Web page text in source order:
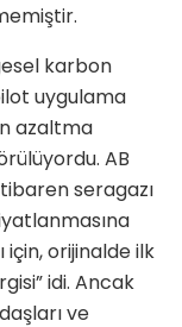
karbon
uygulama
azaltma
AB
seragazı
orijinalde ilk
idi. Ancak
ve